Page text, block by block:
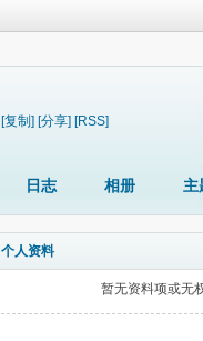
[复制] [分享] [RSS]
日志 相册 主
个人资料
暂无资料项或无